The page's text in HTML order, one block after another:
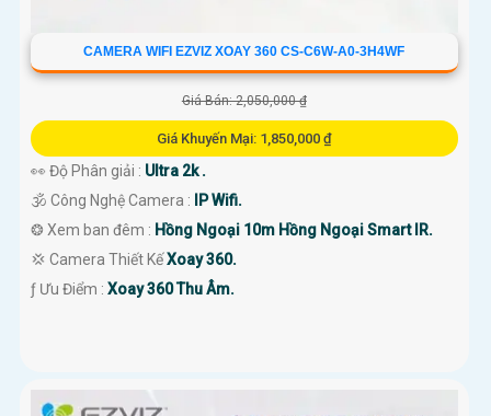
CAMERA WIFI EZVIZ XOAY 360 CS-C6W-A0-3H4WF
Giá Bán: 2,050,000 ₫
Giá Khuyến Mại: 1,850,000 ₫
👀 Độ Phân giải : Ultra 2k .
🕉️ Công Nghệ Camera :
IP Wifi.
❂ Xem ban đêm : Hồng Ngoại 10m Hồng Ngoại Smart IR.
💢 Camera Thiết KếXoay 360.
️ƒ Ưu Điểm : Xoay 360 Thu Âm.